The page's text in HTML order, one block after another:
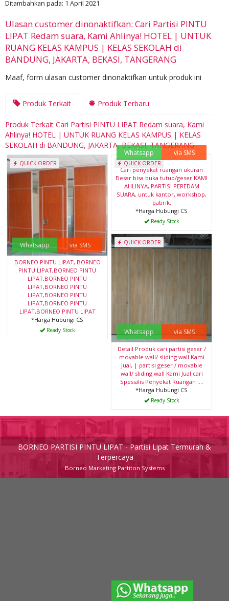
Ditambahkan pada: 1 April 2021
Ulasan customer dinonaktifkan: Cari Partisi PINTU
LIPAT Redam suara, Kami Ahlinya! HOTEL | UNTUK
RUANG KELAS KAMPUS | KELAS SEKOLAH di
BANDUNG, JAKARTA, BEKASI, TANGERANG
Maaf, form ulasan customer dinonaktifkan untuk produk ini
Produk Terkait Produk Terbaru
Produk Terkait Cari Partisi PINTU LIPAT Redam suara, Kami
Ahlinya! HOTEL | UNTUK RUANG KELAS KAMPUS | KELAS
SEKOLAH di BANDUNG, JAKARTA, BEKASI, TANGERANG
QUICK ORDER
Whatsapp via SMS
BORNEO PINTU LIPAT, BORNEO
PINTU LIPAT,BORNEO PINTU
LIPAT,BORNEO PINTU
LIPAT,BORNEO PINTU
LIPAT,BORNEO PINTU
LIPAT,BORNEO PINTU
LIPAT,BORNEO PINTU LIPAT
*Harga Hubungi CS
Ready Stock
QUICK ORDER
Whatsapp via SMS
Cari penyekat ruangan ukuran
Besar bisa buka tutup/geser KAMI
AHLINYA, PARTISI PEREDAM
SUARA, untuk kantor, workshop,
pabrik,
*Harga Hubungi CS
Ready Stock
QUICK ORDER
Whatsapp via SMS
Detail Produk cari partisi geser /
movable wall/ sliding wall Kami
Jual, | partisi geser / movable
wall/ sliding wall Kami Jual cari
Spesialis Penyekat Ruangan ....
*Harga Hubungi CS
Ready Stock
BORNEO PARTISI PINTU LIPAT - Partisi Lipat Termurah &
Terpercaya
Borneo Marketing Partiton Systems